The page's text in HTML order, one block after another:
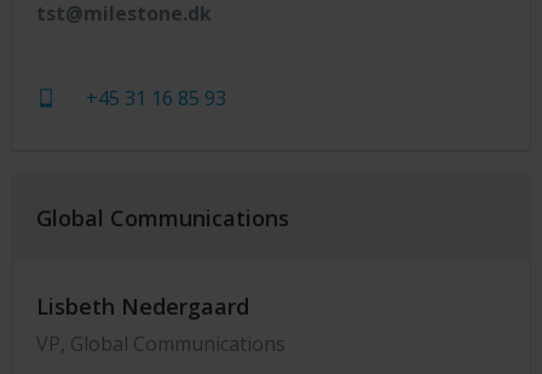
tst@milestone.dk
+45 31 16 85 93
Global Communications
Lisbeth Nedergaard
VP, Global Communications